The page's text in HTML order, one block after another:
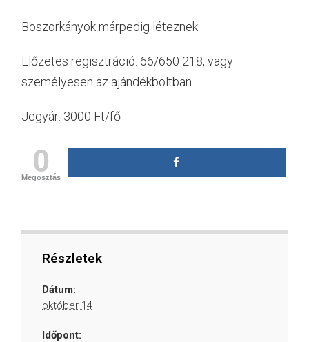
Boszorkányok márpedig léteznek
Előzetes regisztráció: 66/650 218, vagy
személyesen az ajándékboltban.
Jegyár: 3000 Ft/fő
0
Megosztás
Részletek
Dátum:
október 14
Időpont: